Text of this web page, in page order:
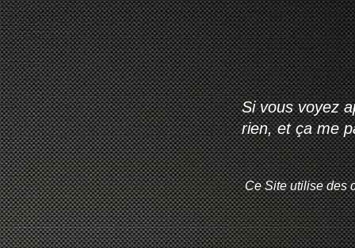
Si vous voyez
rien, et ça me
Ce Site utilise des